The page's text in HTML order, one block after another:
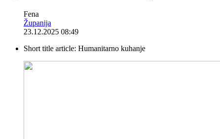
Fena
Županija
23.12.2025 08:49
Short title article: Humanitarno kuhanje